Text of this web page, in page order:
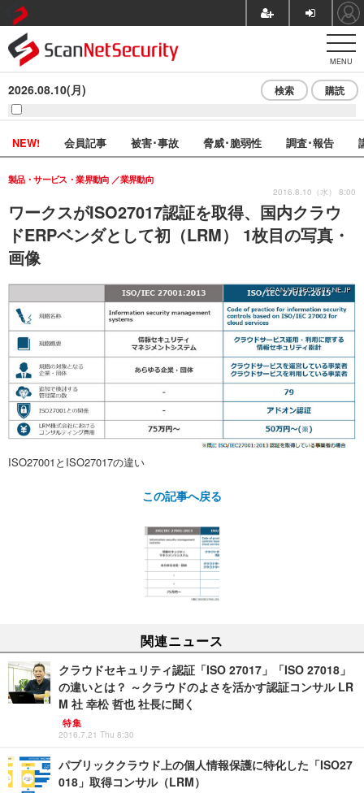
MENU
2026.08.10(月) 検索 購読
NEW! 会員記事 被害･事故 脅威･脆弱性 調査･報告
ワークスがISO27017認証を取得、国内クラウ
ドERPベンダとして初（LRM） 1枚目の写真・
画像
製品・サービス・業界動向 業界動向
2016.8.10（水） 8:00
ISO27001とISO27017の違い
この記事へ戻る
関連ニュース
クラウドセキュリティ認証「ISO 27017」「ISO 27018」
の違いとは？ ～クラウドのよさを活かす認証コンサル LR
M 社 幸松 哲也 社長に聞く
特集
2016.7.21 Thu 8:30
パブリッククラウド上の個人情報保護に特化した「ISO27
018」取得コンサル（LRM）